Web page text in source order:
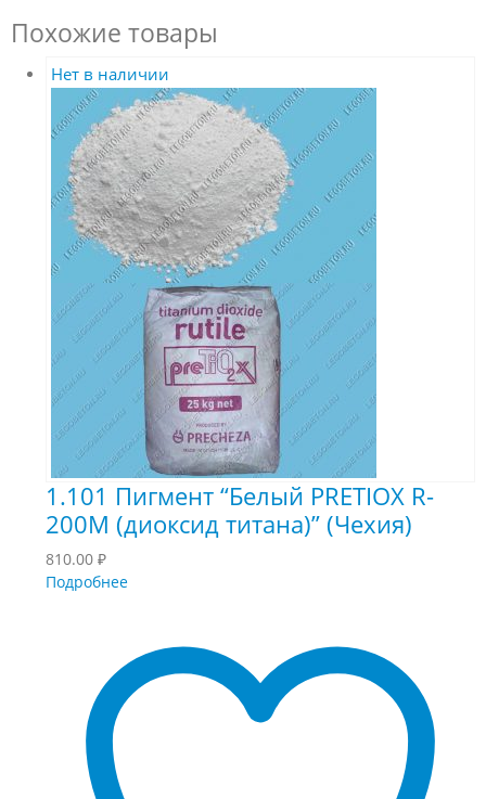
Похожие товары
Нет в наличии
1.101 Пигмент “Белый PRETIOX R-
200M (диоксид титана)” (Чехия)
810.00 ₽
Подробнее